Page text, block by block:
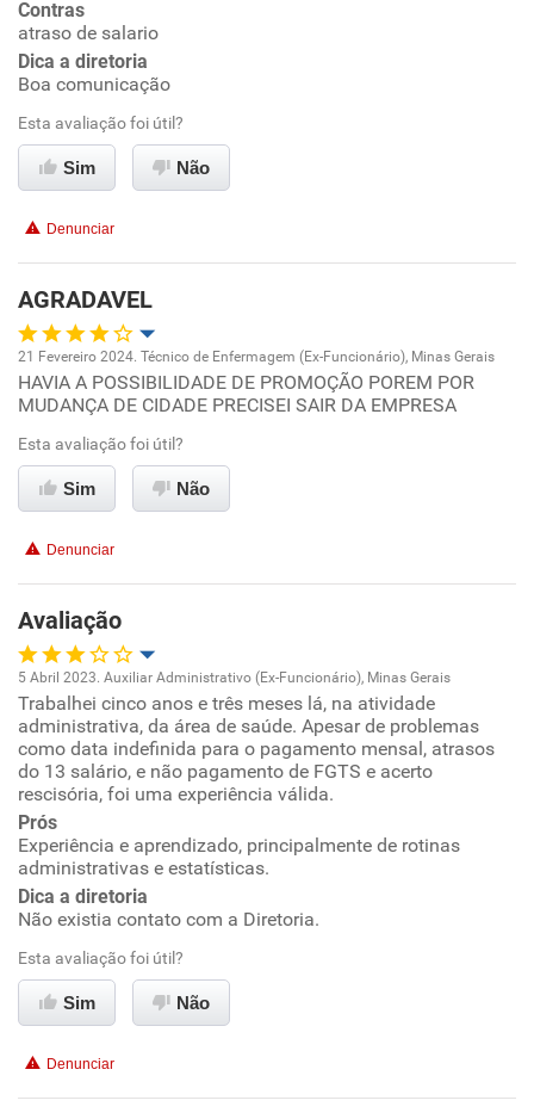
Conciliação com a vida familiar
Recomenda esta empresa
Contras
atraso de salario
Dica a diretoria
Boa comunicação
Esta avaliação foi útil?
Sim Não
Denunciar
AGRADAVEL
Oportunidade de promoção
Ambiente de trabalho
Conciliação com a vida familiar
Recomenda esta empresa
Não recomenda a diretoria
21 Fevereiro 2024. Técnico de Enfermagem (Ex-Funcionário), Minas Gerais
HAVIA A POSSIBILIDADE DE PROMOÇÃO POREM POR
MUDANÇA DE CIDADE PRECISEI SAIR DA EMPRESA
Esta avaliação foi útil?
Sim Não
Denunciar
Avaliação
Oportunidade de promoção
Ambiente de trabalho
Conciliação com a vida familiar
Não recomenda a diretoria
5 Abril 2023. Auxiliar Administrativo (Ex-Funcionário), Minas Gerais
Trabalhei cinco anos e três meses lá, na atividade
administrativa, da área de saúde. Apesar de problemas
como data indefinida para o pagamento mensal, atrasos
do 13 salário, e não pagamento de FGTS e acerto
rescisória, foi uma experiência válida.
Prós
Experiência e aprendizado, principalmente de rotinas
administrativas e estatísticas.
Dica a diretoria
Não existia contato com a Diretoria.
Esta avaliação foi útil?
Sim Não
Denunciar